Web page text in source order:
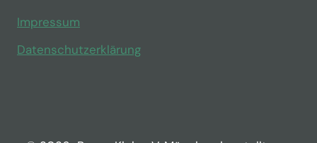
Impressum
Datenschutzerklärung